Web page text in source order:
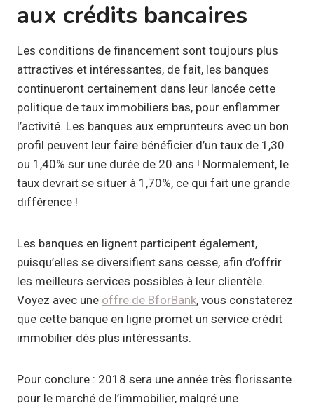
aux crédits bancaires
Les conditions de financement sont toujours plus
attractives et intéressantes, de fait, les banques
continueront certainement dans leur lancée cette
politique de taux immobiliers bas, pour enflammer
l’activité. Les banques aux emprunteurs avec un bon
profil peuvent leur faire bénéficier d’un taux de 1,30
ou 1,40% sur une durée de 20 ans ! Normalement, le
taux devrait se situer à 1,70%, ce qui fait une grande
différence !
Les banques en lignent participent également,
puisqu’elles se diversifient sans cesse, afin d’offrir
les meilleurs services possibles à leur clientèle.
Voyez avec une offre de BforBank, vous constaterez
que cette banque en ligne promet un service crédit
immobilier dès plus intéressants.
Pour conclure : 2018 sera une année très florissante
pour le marché de l’immobilier, malgré une